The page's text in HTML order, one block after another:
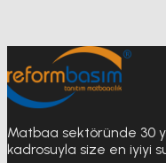
Matbaa sektöründe 30
kadrosuyla size en iyiyi